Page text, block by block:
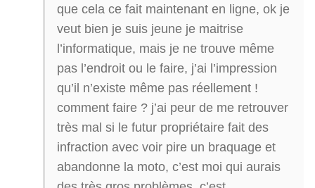
que cela ce fait maintenant en ligne, ok je
veut bien je suis jeune je maitrise
l’informatique, mais je ne trouve même
pas l’endroit ou le faire, j’ai l’impression
qu’il n’existe même pas réellement !
comment faire ? j’ai peur de me retrouver
très mal si le futur propriétaire fait des
infraction avec voir pire un braquage et
abandonne la moto, c’est moi qui aurais